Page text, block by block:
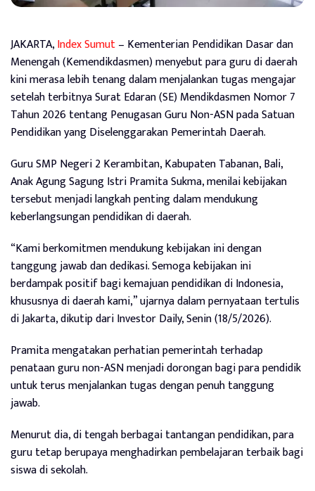
JAKARTA,Index Sumut– Kementerian Pendidikan Dasar dan
Menengah (Kemendikdasmen) menyebut para guru di daerah
kini merasa lebih tenang dalam menjalankan tugas mengajar
setelah terbitnya Surat Edaran (SE) Mendikdasmen Nomor 7
Tahun 2026 tentang Penugasan Guru Non-ASN pada Satuan
Pendidikan yang Diselenggarakan Pemerintah Daerah.
Guru SMP Negeri 2 Kerambitan, Kabupaten Tabanan, Bali,
Anak Agung Sagung Istri Pramita Sukma, menilai kebijakan
tersebut menjadi langkah penting dalam mendukung
keberlangsungan pendidikan di daerah.
“Kami berkomitmen mendukung kebijakan ini dengan
tanggung jawab dan dedikasi. Semoga kebijakan ini
berdampak positif bagi kemajuan pendidikan di Indonesia,
khususnya di daerah kami,” ujarnya dalam pernyataan tertulis
di Jakarta, dikutip dari Investor Daily, Senin (18/5/2026).
Pramita mengatakan perhatian pemerintah terhadap
penataan guru non-ASN menjadi dorongan bagi para pendidik
untuk terus menjalankan tugas dengan penuh tanggung
jawab.
Menurut dia, di tengah berbagai tantangan pendidikan, para
guru tetap berupaya menghadirkan pembelajaran terbaik bagi
siswa di sekolah.